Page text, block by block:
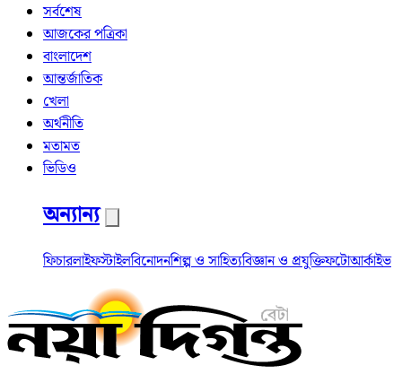
সর্বশেষ
আজকের পত্রিকা
বাংলাদেশ
আন্তর্জাতিক
খেলা
অর্থনীতি
মতামত
ভিডিও
অন্যান্য
ফিচারলাইফস্টাইলবিনোদনশিল্প ও সাহিত্যবিজ্ঞান ও প্রযুক্তিফটোআর্কাইভ